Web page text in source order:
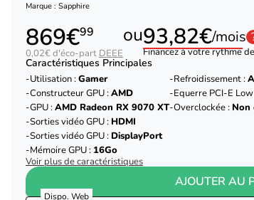
Marque : Sapphire
869€99
0,02€ d'éco-part DEEE
ou93,82€/mois
Financez à votre rythme de
Caractéristiques Principales
Utilisation :Gamer
Constructeur GPU :AMD
GPU :AMD Radeon RX 9070 XT
Sorties vidéo GPU : HDMI
Sorties vidéo GPU : DisplayPort
Mémoire GPU : 16Go
Refroidissement :
Equerre PCI-E
Overclockée : Non
Voir plus de caractéristiques
AJOUTER AU
Dispo. Web